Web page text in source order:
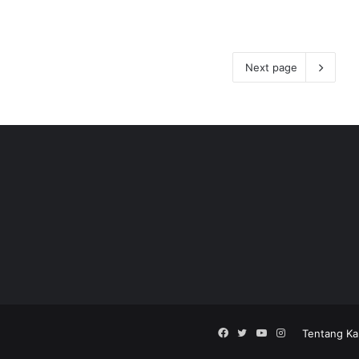
Next page
Tentang
Facebook
TwitterYouTube
Instagram